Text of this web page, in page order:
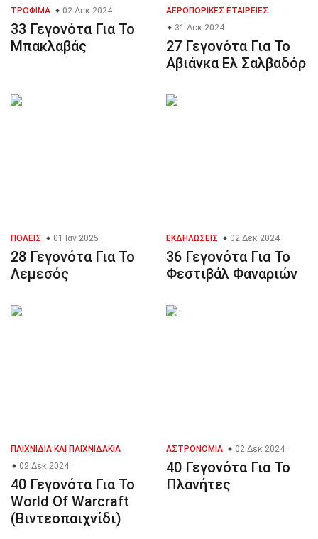
ΤΡΌΦΙΜΑ 02 Δεκ 2024
33 Γεγονότα Για Το
Μπακλαβάς
ΑΕΡΟΠΟΡΙΚΈΣ ΕΤΑΙΡΕΊΕΣ
31 Δεκ 2024
27 Γεγονότα Για Το
Αβιάνκα Ελ Σαλβαδόρ
ΠΌΛΕΙΣ 01 Ιαν 2025
28 Γεγονότα Για Το
Λεμεσός
ΕΚΔΗΛΏΣΕΙΣ 02 Δεκ 2024
36 Γεγονότα Για Το
Φεστιβάλ Φαναριών
ΠΑΙΧΝΊΔΙΑ ΚΑΙ ΠΑΙΧΝΙΔΆΚΙΑ
02 Δεκ 2024
40 Γεγονότα Για Το
World Of Warcraft
(Βιντεοπαιχνίδι)
ΑΣΤΡΟΝΟΜΊΑ 02 Δεκ 2024
40 Γεγονότα Για Το
Πλανήτες